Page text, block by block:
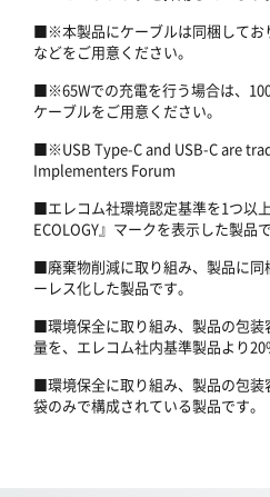
■※本製品にケーブルは同梱してお
などをご用意ください。
■※65Wでの充電を行う場合は、
ケーブルをご用意ください。
■※USB Type-C and USB-C are
Implementers Forum
■エレコム社環境認定基準を1つ以
ECOLOGY』マークを表示した製品で
■廃棄物削減に取り組み、製品に同
ーレス化した製品です。
■環境保全に取り組み、製品の包装
量を、エレコム社内基準製品より
■環境保全に取り組み、製品の包装
袋のみで構成されている製品です。